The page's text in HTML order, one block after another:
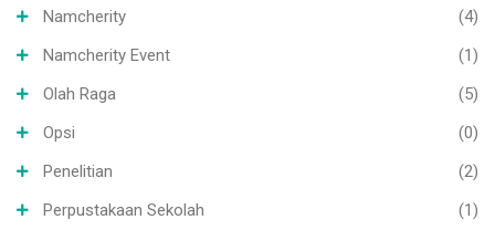
Namcherity
(4)
Namcherity Event
(1)
Olah Raga
(5)
Opsi
(0)
Penelitian
(2)
Perpustakaan Sekolah
(1)